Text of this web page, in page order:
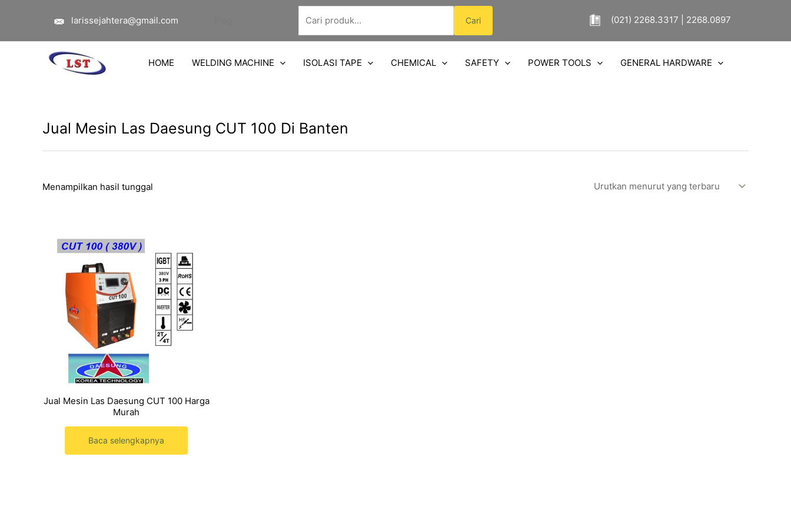
larissejahtera@gmail.com
Pencarian
untuk:
Cari (021) 2268.3317 | 2268.0897
HOME WELDING MACHINE ISOLASI TAPE CHEMICAL SAFETY POWER TOOLS GENERAL HARDWARE
Jual Mesin Las Daesung CUT 100 Di Banten
Menampilkan hasil tunggal
Jual Mesin Las Daesung CUT 100 Harga
Murah
Baca selengkapnya